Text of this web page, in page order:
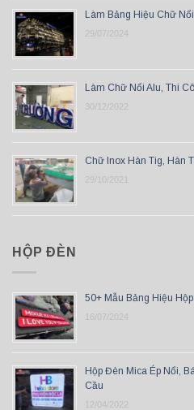
Làm Bảng Hiệu Chữ
29/07/2024
Làm Chữ Nổi Alu, Thi
30/12/2022
Chữ Inox Hàn Tig, Hàn
29/10/2021
HỘP ĐÈN
50+ Mẫu Bảng Hiệu
16/07/2024
Hộp Đèn Mica Ép Nổi,
Cầu
12/04/2022